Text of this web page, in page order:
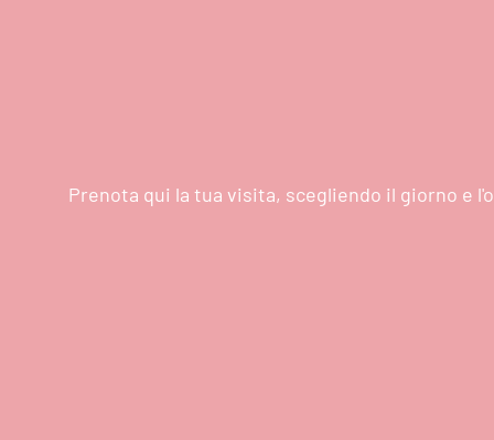
Prenota qui la tua visita, scegliendo il giorno e